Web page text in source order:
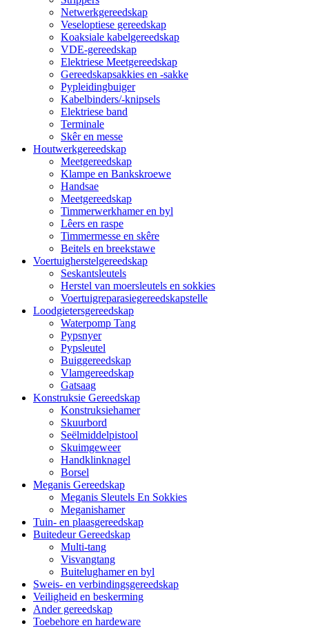
Netwerkgereedskap
Veseloptiese gereedskap
Koaksiale kabelgereedskap
VDE-gereedskap
Elektriese Meetgereedskap
Gereedskapsakkies en -sakke
Pypleidingbuiger
Kabelbinders/-knipsels
Elektriese band
Terminale
Skêr en messe
Houtwerkgereedskap
Meetgereedskap
Klampe en Bankskroewe
Handsae
Meetgereedskap
Timmerwerkhamer en byl
Lêers en raspe
Timmermesse en skêre
Beitels en breekstawe
Voertuigherstelgereedskap
Seskantsleutels
Herstel van moersleutels en sokkies
Voertuigreparasiegereedskapstelle
Loodgietersgereedskap
Waterpomp Tang
Pypsnyer
Pypsleutel
Buiggereedskap
Vlamgereedskap
Gatsaag
Konstruksie Gereedskap
Konstruksiehamer
Skuurbord
Seëlmiddelpistool
Skuimgeweer
Handklinknagel
Borsel
Meganis Gereedskap
Meganis Sleutels En Sokkies
Meganishamer
Tuin- en plaasgereedskap
Buitedeur Gereedskap
Multi-tang
Visvangtang
Buitelughamer en byl
Sweis- en verbindingsgereedskap
Veiligheid en beskerming
Ander gereedskap
Toebehore en hardeware